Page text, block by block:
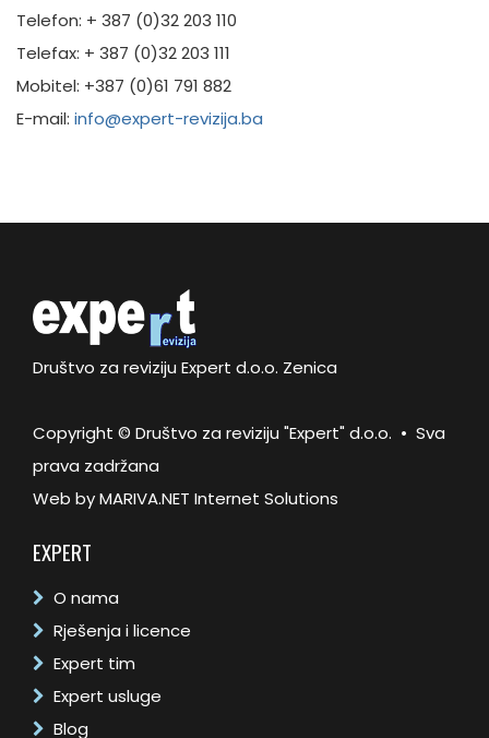
Telefon: + 387 (0)32 203 110
Telefax: + 387 (0)32 203 111
Mobitel: +387 (0)61 791 882
E-mail: info@expert-revizija.ba
Društvo za reviziju Expert d.o.o. Zenica
Copyright © Društvo za reviziju "Expert" d.o.o. • Sva
prava zadržana
Web byMARIVA.NET Internet Solutions
EXPERT
O nama
Rješenja i licence
Expert tim
Expert usluge
Blog